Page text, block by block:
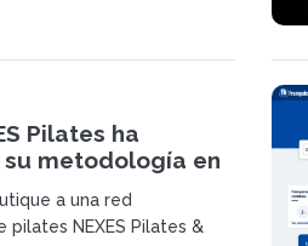
Pilates ha
metodología en
centros en
a una red
pilates NEXES Pilates &